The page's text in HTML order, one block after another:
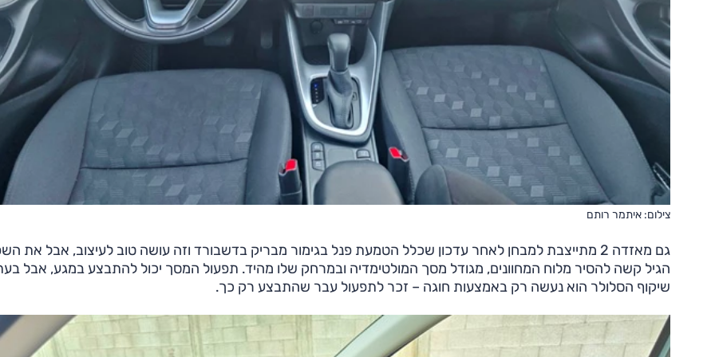
צילום: איתמר רותם
גם מאזדה 2 מתייצבת למבחן לאחר עדכון שכלל הטמעת פנל בגימור מבריק בדשבורד וזה עושה טוב לעיצוב, אבל את
הגיל קשה להסיר מלוח המחוונים, מגודל מסך המולטימדיה ובמרחק שלו מהיד. תפעול המסך יכול להתבצע במגע, אבל
שיקוף הסלולר הוא נעשה רק באמצעות חוגה – זכר לתפעול עבר שהתבצע רק כך.